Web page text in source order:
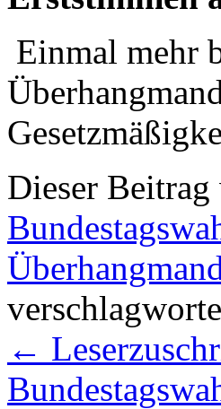
Einmal mehr
Dieser
←